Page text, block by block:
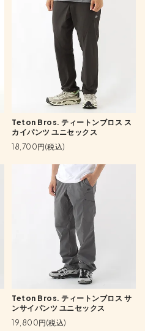
Teton Bros. ティートンブロス ス
カイパンツ ユニセックス
18,700円(税込)
Teton Bros. ティートンブロス サ
ンサイパンツ ユニセックス
19,800円(税込)